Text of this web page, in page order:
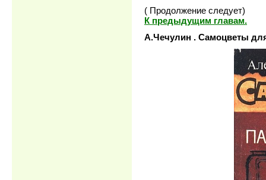
( Продолжение следует)
К предыдущим главам.
А.Чечулин . Самоцветы